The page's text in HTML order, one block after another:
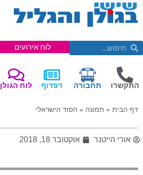
לוח אירועים
התקשרו תחבורה דפדוף לוח הגולן
דף הבית » תמונה » הסוד הישראלי
אורי הייטנר אוקטובר 18, 2018